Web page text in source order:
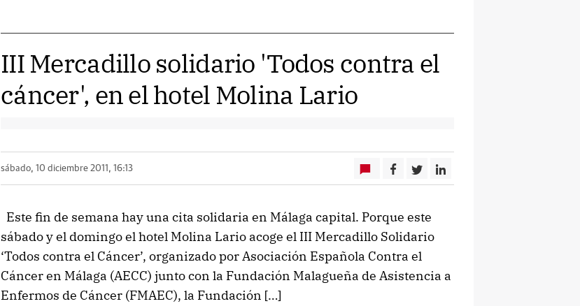
III Mercadillo solidario 'Todos contra el
cáncer', en el hotel Molina Lario
sábado, 10 diciembre 2011, 16:13
Este fin de semana hay una cita solidaria en Málaga capital. Porque este
sábado y el domingo el hotel Molina Lario acoge el III Mercadillo Solidario
‘Todos contra el Cáncer’, organizado por Asociación Española Contra el
Cáncer en Málaga (AECC) junto con la Fundación Malagueña de Asistencia a
Enfermos de Cáncer (FMAEC), la Fundación […]